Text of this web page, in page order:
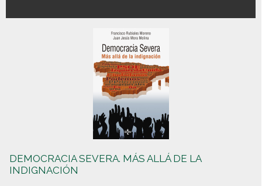
DEMOCRACIA SEVERA. MÁS ALLÁ DE LA
INDIGNACIÓN